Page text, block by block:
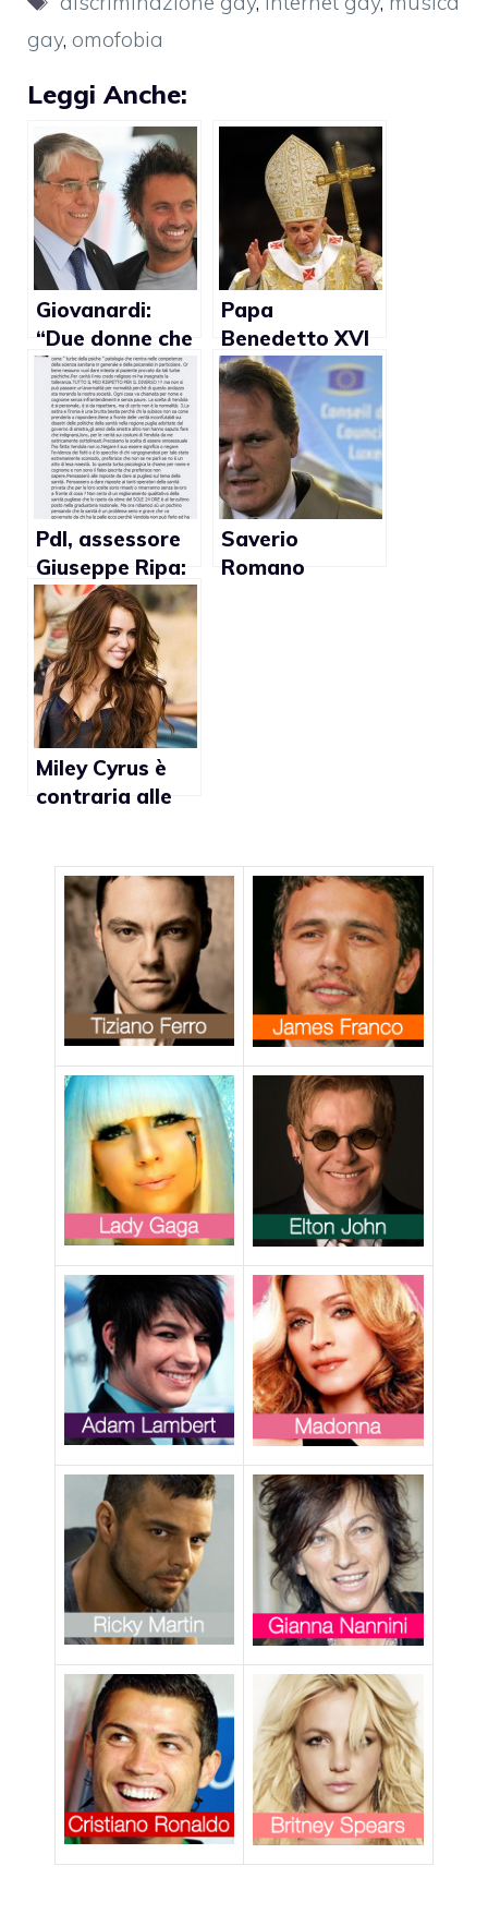
gay, omofobia
Leggi Anche:
Giovanardi:
“Due donne che
si baciano?
Come vedere
far pipì per
strada”
Papa
Benedetto XVI
contro le coppie
di fatto
Pdl, assessore
Giuseppe Ripa:
“Vendola? Gay
con turbe
psichiche
Saverio
Romano
Miley Cyrus è
contraria alle